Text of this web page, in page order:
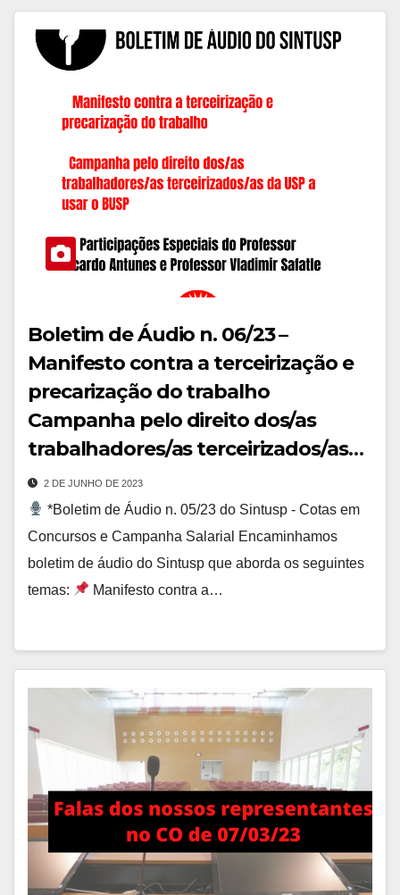
Boletim de Áudio n. 06/23 –
Manifesto contra a terceirização e
precarização do trabalho
Campanha pelo direito dos/as
trabalhadores/as terceirizados/as
da USP a usar o BUSP
2 DE JUNHO DE 2023
*Boletim de Áudio n. 05/23 do Sintusp - Cotas em
Concursos e Campanha Salarial Encaminhamos
boletim de áudio do Sintusp que aborda os seguintes
temas:
Manifesto contra a…